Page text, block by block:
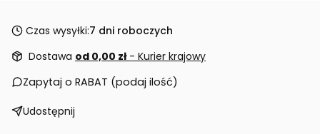
Czas wysyłki:7 dni roboczych
Dostawa od 0,00 zł - Kurier krajowy
Zapytaj o RABAT (podaj ilość)
Udostępnij